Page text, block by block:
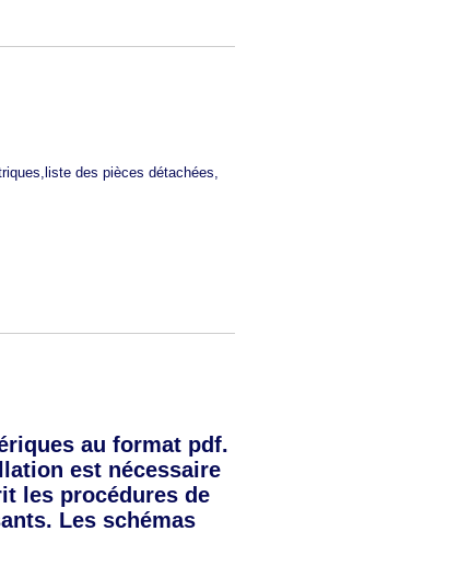
des pièces détachées,
au format pdf.
est nécessaire
les procédures de
Les schémas